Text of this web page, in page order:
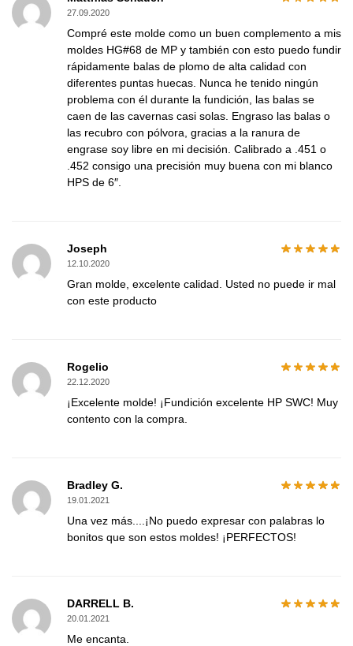
27.09.2020
Compré este molde como un buen complemento a mis
moldes HG#68 de MP y también con esto puedo fundir
rápidamente balas de plomo de alta calidad con
diferentes puntas huecas. Nunca he tenido ningún
problema con él durante la fundición, las balas se
caen de las cavernas casi solas. Engraso las balas o
las recubro con pólvora, gracias a la ranura de
engrase soy libre en mi decisión. Calibrado a .451 o
.452 consigo una precisión muy buena con mi blanco
HPS de 6″.
Joseph
12.10.2020
Gran molde, excelente calidad. Usted no puede ir mal
con este producto
Rogelio
22.12.2020
¡Excelente molde! ¡Fundición excelente HP SWC! Muy
contento con la compra.
Bradley G.
19.01.2021
Una vez más....¡No puedo expresar con palabras lo
bonitos que son estos moldes! ¡PERFECTOS!
DARRELL B.
20.01.2021
Me encanta.